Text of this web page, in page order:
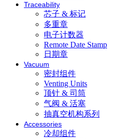
Traceability
芯子 & 标记
多重章
电子计数器
Remote Date Stamp
日期章
Vacuum
密封组件
Venting Units
顶针 & 司筒
气阀 & 活塞
抽真空机构系列
Accessories
冷却组件